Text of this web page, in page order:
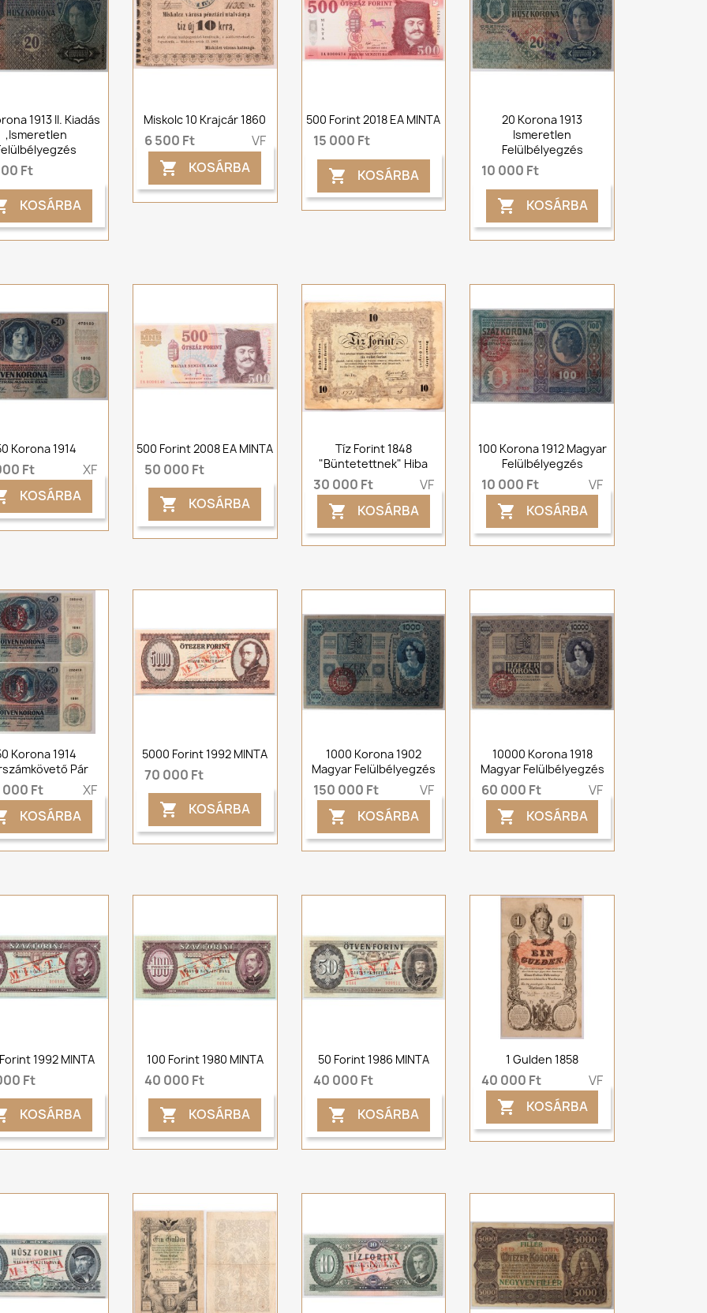
1913 II. Kiadás
,Ismeretlen
Ft
KOSÁRBA
Miskolc 10 Krajcár 1860
6 500 Ft VF
 KOSÁRBA
500 Forint 2018 EA MINTA
15 000 Ft
 KOSÁRBA
20 Korona 1913
Ismeretlen
Felülbélyegzés
10 000 Ft
 KOSÁRBA
Korona 1914
Ft XF
KOSÁRBA
500 Forint 2008 EA MINTA
50 000 Ft
 KOSÁRBA
Tíz Forint 1848
"Büntetettnek" Hiba
30 000 Ft VF
 KOSÁRBA
100 Korona 1912 Magyar
Felülbélyegzés
10 000 Ft VF
 KOSÁRBA
Korona 1914
Pár
Ft XF
KOSÁRBA
5000 Forint 1992 MINTA
70 000 Ft
 KOSÁRBA
1000 Korona 1902
Magyar Felülbélyegzés
150 000 Ft VF
 KOSÁRBA
10000 Korona 1918
Magyar Felülbélyegzés
60 000 Ft VF
 KOSÁRBA
1992 MINTA
Ft
KOSÁRBA
100 Forint 1980 MINTA
40 000 Ft
 KOSÁRBA
50 Forint 1986 MINTA
40 000 Ft
 KOSÁRBA
1 Gulden 1858
40 000 Ft VF
 KOSÁRBA